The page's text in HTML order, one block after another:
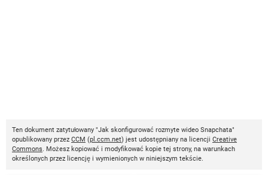
Ten dokument zatytułowany "Jak skonfigurować rozmyte wideo Snapchata"
opublikowany przez CCM (pl.ccm.net) jest udostępniany na licencji Creative
Commons. Możesz kopiować i modyfikować kopie tej strony, na warunkach
określonych przez licencję i wymienionych w niniejszym tekście.